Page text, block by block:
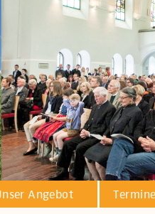
Angebot Termine